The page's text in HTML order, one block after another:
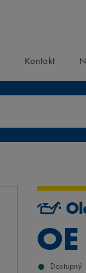
Kontakt
Dostupný